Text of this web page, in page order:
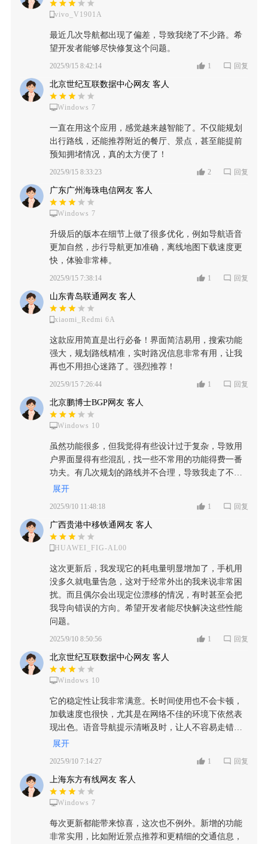
vivo_V1901A
最近几次导航都出现了偏差，导致我绕了不少路。希
望开发者能够尽快修复这个问题。
2025/9/15 8:42:14 1 回复
北京世纪互联数据中心网友 客人
Windows 7
一直在用这个应用，感觉越来越智能了。不仅能规划
出行路线，还能推荐附近的餐厅、景点，甚至能提前
预知拥堵情况，真的太方便了！
2025/9/15 8:33:23 2 回复
广东广州海珠电信网友 客人
Windows 7
升级后的版本在细节上做了很多优化，例如导航语音
更加自然，步行导航更加准确，离线地图下载速度更
快，体验非常棒。
2025/9/15 7:38:14 1 回复
山东青岛联通网友 客人
xiaomi_Redmi 6A
这款应用简直是出行必备！界面简洁易用，搜索功能
强大，规划路线精准，实时路况信息非常有用，让我
再也不用担心迷路了。强烈推荐！
2025/9/15 7:26:44 1 回复
北京鹏博士BGP网友 客人
Windows 10
虽然功能很多，但我觉得有些设计过于复杂，导致用
户界面显得有些混乱，找一些不常用的功能得费一番
功夫。有几次规划的路线并不合理，导致我走了不少
冤枉路，耽误了时间。希望在追求功能全面的同时，
展开
2025/9/10 11:48:18 1 回复
广西贵港中移铁通网友 客人
HUAWEI_FIG-AL00
这次更新后，我发现它的耗电量明显增加了，手机用
没多久就电量告急，这对于经常外出的我来说非常困
扰。而且偶尔会出现定位漂移的情况，有时甚至会把
我导向错误的方向。希望开发者能尽快解决这些性能
问题。
2025/9/10 8:50:56 1 回复
北京世纪互联数据中心网友 客人
Windows 10
它的稳定性让我非常满意。长时间使用也不会卡顿，
加载速度也很快，尤其是在网络不佳的环境下依然表
现出色。语音导航提示清晰及时，让人不容易走错
路。离线地图功能更是救了我好几次急，真的是一款
展开
2025/9/10 7:14:27 1 回复
上海东方有线网友 客人
Windows 7
每次更新都能带来惊喜，这次也不例外。新增的功能
非常实用，比如附近景点推荐和更精细的交通信息，